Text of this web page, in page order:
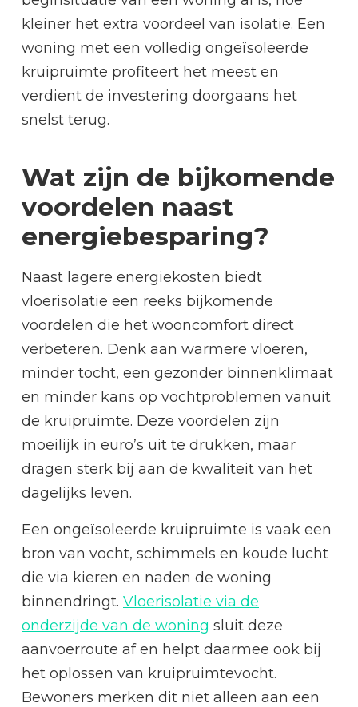
kleiner het extra voordeel van isolatie. Een
woning met een volledig ongeïsoleerde
kruipruimte profiteert het meest en
verdient de investering doorgaans het
snelst terug.
Wat zijn de bijkomende
voordelen naast
energiebesparing?
Naast lagere energiekosten biedt
vloerisolatie een reeks bijkomende
voordelen die het wooncomfort direct
verbeteren. Denk aan warmere vloeren,
minder tocht, een gezonder binnenklimaat
en minder kans op vochtproblemen vanuit
de kruipruimte. Deze voordelen zijn
moeilijk in euro’s uit te drukken, maar
dragen sterk bij aan de kwaliteit van het
dagelijks leven.
Een ongeïsoleerde kruipruimte is vaak een
bron van vocht, schimmels en koude lucht
die via kieren en naden de woning
binnendringt. Vloerisolatie via de
onderzijde van de woning sluit deze
aanvoerroute af en helpt daarmee ook bij
het oplossen van kruipruimtevocht.
Bewoners merken dit niet alleen aan een